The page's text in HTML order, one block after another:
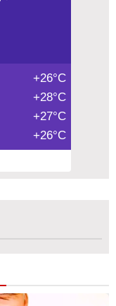
+26°C
+28°C
+27°C
+26°C